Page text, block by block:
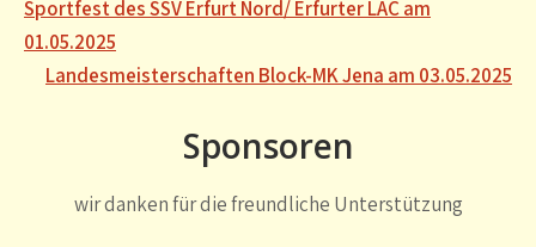
Sportfest des SSV Erfurt Nord/ Erfurter LAC am
01.05.2025
Landesmeisterschaften Block-MK Jena am 03.05.2025
Sponsoren
wir danken für die freundliche Unterstützung